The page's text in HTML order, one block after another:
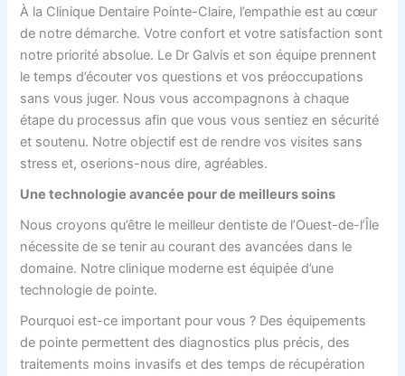
À la Clinique Dentaire Pointe-Claire, l’empathie est au cœur
de notre démarche. Votre confort et votre satisfaction sont
notre priorité absolue. Le Dr Galvis et son équipe prennent
le temps d’écouter vos questions et vos préoccupations
sans vous juger. Nous vous accompagnons à chaque
étape du processus afin que vous vous sentiez en sécurité
et soutenu. Notre objectif est de rendre vos visites sans
stress et, oserions-nous dire, agréables.
Une technologie avancée pour de meilleurs soins
Nous croyons qu’être le meilleur dentiste de l’Ouest-de-l’Île
nécessite de se tenir au courant des avancées dans le
domaine. Notre clinique moderne est équipée d’une
technologie de pointe.
Pourquoi est-ce important pour vous ? Des équipements
de pointe permettent des diagnostics plus précis, des
traitements moins invasifs et des temps de récupération